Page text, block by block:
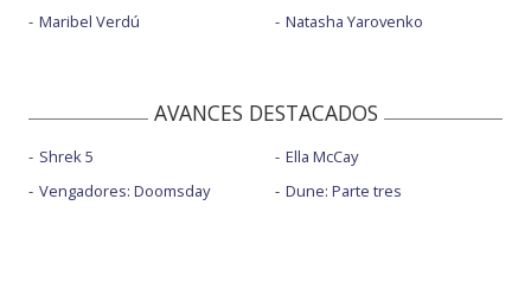
Maribel Verdú
Natasha Yarovenko
AVANCES DESTACADOS
Shrek 5
Vengadores: Doomsday
Ella McCay
Dune: Parte tres